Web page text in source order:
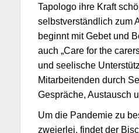
Tapologo ihre Kraft
selbstverständlich zum
beginnt mit Gebet und
auch „Care for the
und seelische
Mitarbeitenden durch
Gespräche, Austausch
Um die Pandemie zu
zweierlei, findet der